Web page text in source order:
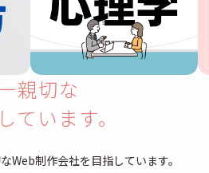
親切な
ています。
Web制作会社を目指しています。